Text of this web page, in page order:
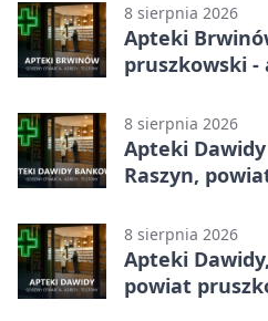
8 sierpnia 2026
Apteki
pruszkowski -
8 sierpnia 2026
Apteki
Raszyn,
8 sierpnia 2026
Apteki
powiat